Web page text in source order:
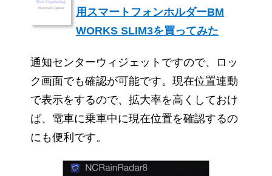
用スマートフォンホルダーBM
WORKS SLIM3を買ってみた
通知センターウィジェットですので、ロッ
ク画面でも確認が可能です。現在位置連動
で表示をするので、拡大率を高くしておけ
ば、電車に乗車中に現在位置を確認するの
にも便利です。